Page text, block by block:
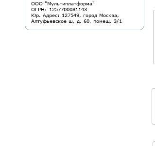
ООО "Мультиплатформа"
ОГРН: 1257700081143
Юр. Адрес: 127549, город Москва,
Алтуфьевское ш, д. 60, помещ. 3/1